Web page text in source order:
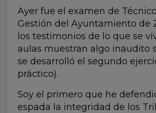
Ayer fue el examen de
Gestión del Ayuntamiento de
los testimonios de lo que se
aulas muestran algo inaudito
se desarrolló el segundo
práctico).
Soy el primero que he
espada la integridad de los